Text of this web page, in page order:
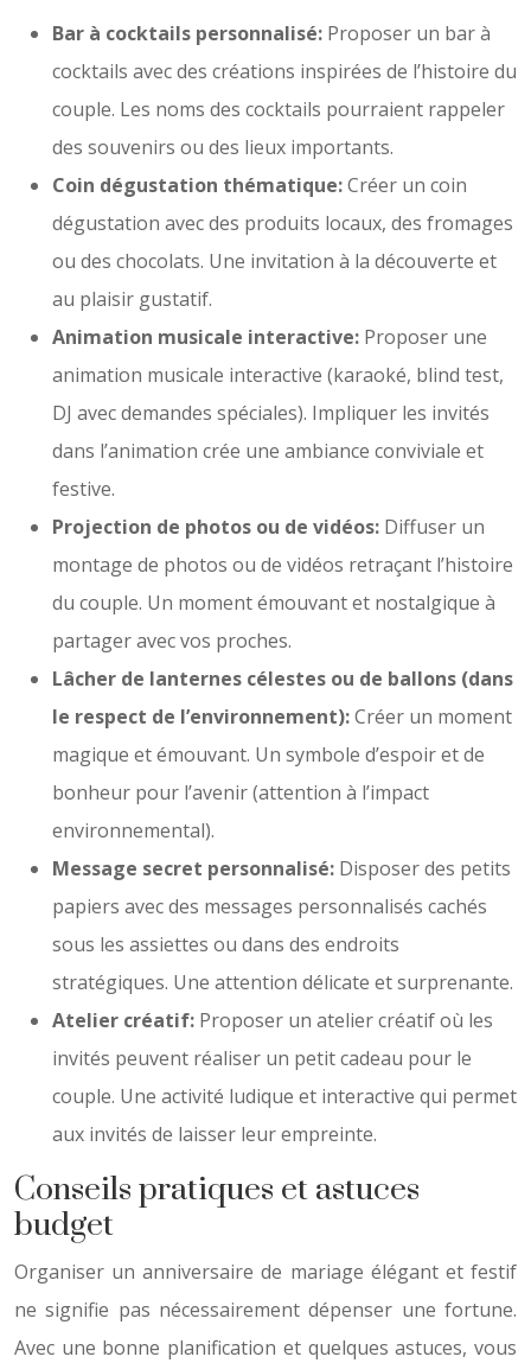
Bar à cocktails personnalisé: Proposer un bar à
cocktails avec des créations inspirées de l’histoire du
couple. Les noms des cocktails pourraient rappeler
des souvenirs ou des lieux importants.
Coin dégustation thématique:Créer un coin
dégustation avec des produits locaux, des fromages
ou des chocolats. Une invitation à la découverte et
au plaisir gustatif.
Animation musicale interactive: Proposer une
animation musicale interactive (karaoké, blind test,
DJ avec demandes spéciales). Impliquer les invités
dans l’animation crée une ambiance conviviale et
festive.
Projection de photos ou de vidéos: Diffuser un
montage de photos ou de vidéos retraçant l’histoire
du couple. Un moment émouvant et nostalgique à
partager avec vos proches.
Lâcher de lanternes célestes ou de ballons (dans
le respect de l’environnement):Créer un moment
magique et émouvant. Un symbole d’espoir et de
bonheur pour l’avenir (attention à l’impact
environnemental).
Message secret personnalisé: Disposer des petits
papiers avec des messages personnalisés cachés
sous les assiettes ou dans des endroits
stratégiques. Une attention délicate et surprenante.
Atelier créatif: Proposer un atelier créatif où les
invités peuvent réaliser un petit cadeau pour le
couple. Une activité ludique et interactive qui permet
aux invités de laisser leur empreinte.
Conseils pratiques et astuces
budget
Organiser un anniversaire de mariage élégant et festif
ne signifie pas nécessairement dépenser une fortune.
Avec une bonne planification et quelques astuces, vous